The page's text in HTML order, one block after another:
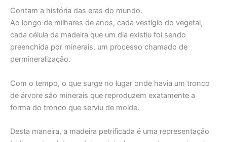
Contam a história das eras do mundo.
Ao longo de milhares de anos, cada vestígio do vegetal,
cada célula da madeira que um dia existiu foi sendo
preenchida por minerais, um processo chamado de
permineralização.
Com o tempo, o que surge no lugar onde havia um tronco
de árvore são minerais que reproduzem exatamente a
forma do tronco que serviu de molde.
Desta maneira, a madeira petrificada é uma representação